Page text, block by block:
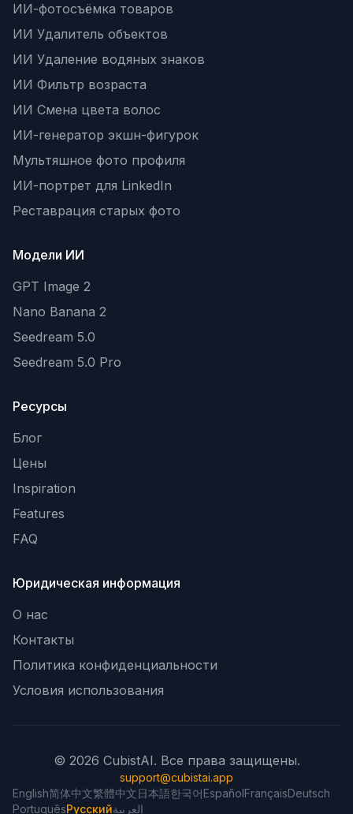
ИИ-фотосъёмка товаров
ИИ Удалитель объектов
ИИ Удаление водяных знаков
ИИ Фильтр возраста
ИИ Смена цвета волос
ИИ-генератор экшн-фигурок
Мультяшное фото профиля
ИИ-портрет для LinkedIn
Реставрация старых фото
Модели ИИ
GPT Image 2
Nano Banana 2
Seedream 5.0
Seedream 5.0 Pro
Ресурсы
Блог
Цены
Inspiration
Features
FAQ
Юридическая информация
О нас
Контакты
Политика конфиденциальности
Условия использования
© 2026 CubistAI. Все права защищены.
support@cubistai.app
English简体中文繁體中文日本語한국어EspañolFrançaisDeutsch
PortuguêsРусскийالعربية